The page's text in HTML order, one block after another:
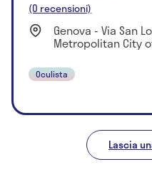
(0 recensioni)
Genova - Via San
Metropolitan City
Oculista
Lascia